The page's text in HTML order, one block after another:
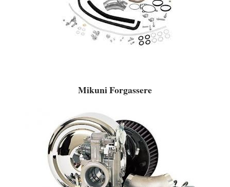
Mikuni Forgassere